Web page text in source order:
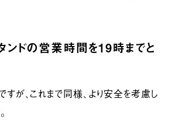
ンドの営業時間を19時までと
が、これまで同様、より安全を考慮し